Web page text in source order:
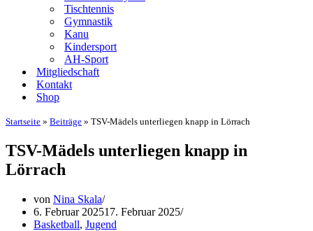
Tischtennis
Gymnastik
Kanu
Kindersport
AH-Sport
Mitgliedschaft
Kontakt
Shop
Startseite » Beiträge » TSV-Mädels unterliegen knapp in Lörrach
TSV-Mädels unterliegen knapp in
Lörrach
von Nina Skala
6. Februar 202517. Februar 2025
Basketball, Jugend